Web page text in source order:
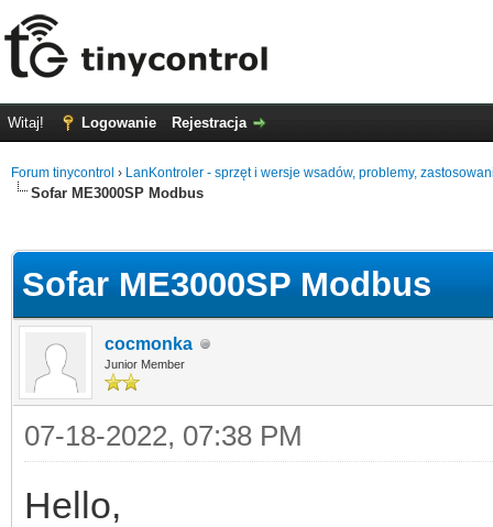
Witaj! Logowanie Rejestracja
Forum tinycontrol › LanKontroler - sprzęt i wersje wsadów, problemy,
Sofar ME3000SP Modbus
Sofar ME3000SP Modbus
cocmonka
Junior Member
07-18-2022, 07:38 PM
Hello,